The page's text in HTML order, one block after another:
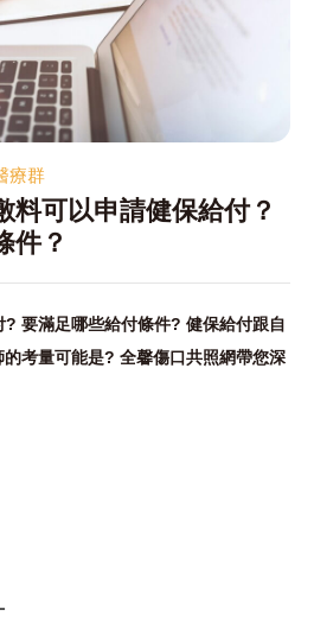
療群
料可以申請健保給付？
件？
要滿足哪些給付條件? 健保給付跟自
考量可能是? 全馨傷口共照網帶您深